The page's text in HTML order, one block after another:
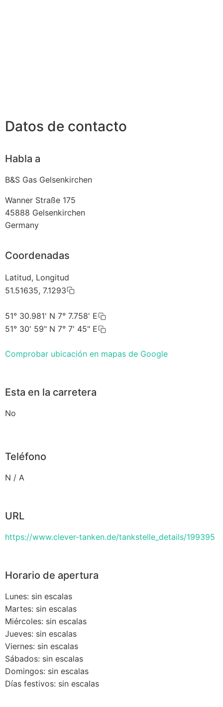
Datos de contacto
Habla a
B&S Gas Gelsenkirchen
Wanner Straße 175
45888 Gelsenkirchen
Germany
Coordenadas
Latitud, Longitud
51.51635, 7.1293
51° 30.981' N 7° 7.758' E
51° 30' 59" N 7° 7' 45" E
Comprobar ubicación en mapas de Google
Esta en la carretera
No
Teléfono
N / A
URL
https://www.clever-tanken.de/tankstelle_details/199395
Horario de apertura
Lunes: sin escalas
Martes: sin escalas
Miércoles: sin escalas
Jueves: sin escalas
Viernes: sin escalas
Sábados: sin escalas
Domingos: sin escalas
Días festivos: sin escalas